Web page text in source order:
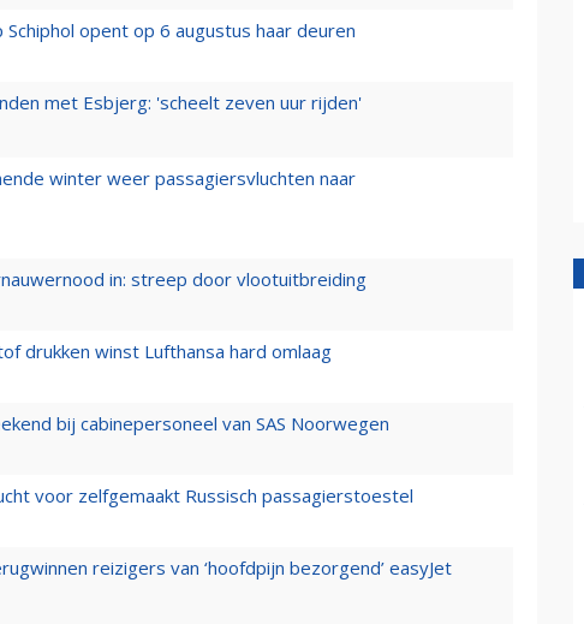
opent op 6 augustus haar deuren
met Esbjerg: 'scheelt zeven uur rijden'
winter weer passagiersvluchten naar
in: streep door vlootuitbreiding
drukken winst Lufthansa hard omlaag
bij cabinepersoneel van SAS Noorwegen
voor zelfgemaakt Russisch passagierstoestel
reizigers van ‘hoofdpijn bezorgend’ easyJet